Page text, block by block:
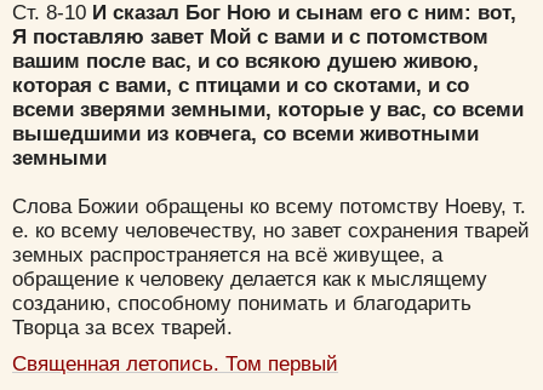
Ст. 8-10 И сказал Бог Ною и сынам его с ним: вот,
Я поставляю завет Мой с вами и с потомством
вашим после вас, и со всякою душею живою,
которая с вами, с птицами и со скотами, и со
всеми зверями земными, которые у вас, со всеми
вышедшими из ковчега, со всеми животными
земными
Слова Божии обращены ко всему потомству Ноеву, т.
е. ко всему человечеству, но завет сохранения тварей
земных распространяется на всё живущее, а
обращение к человеку делается как к мыслящему
созданию, способному понимать и благодарить
Творца за всех тварей.
Священная летопись. Том первый